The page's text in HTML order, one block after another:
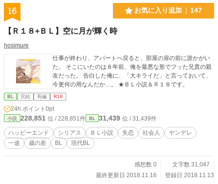
16 お気に入り追加 147
【Ｒ１８+ＢＬ】空に月が輝く時
hosimure
仕事が終わり、アパートへ戻ると、部屋の扉の前に誰かがい
た。 そこにいたのは８年前、俺を最悪な形でフッた兄貴の親
友だった。 告白した俺に、「大キライだ」と言っておいて、
今更何の用なんだか…。 ★ＢＬ小説＆Ｒ１８です。
BL 完結 長編 R18
24h.ポイント 0pt
小説 228,851 位 / 228,851件 BL 31,439 位 / 31,439件
ハッピーエンド シリアス ＢＬ小説 失恋 社会人
ヤンデレ
一途
歳の差 BL 現代BL
感想数 0
文字数 31,047
最終更新日 2018.11.16
登録日 2018.11.13